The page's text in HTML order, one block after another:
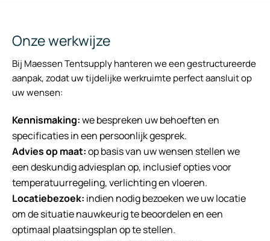
Onze werkwijze
Bij Maessen Tentsupply hanteren we een gestructureerde
aanpak, zodat uw tijdelijke werkruimte perfect aansluit op
uw wensen:
Kennismaking:we bespreken uw behoeften en
specificaties in een persoonlijk gesprek.
Advies op maat:op basis van uw wensen stellen we
een deskundig adviesplan op, inclusief opties voor
temperatuurregeling, verlichting en vloeren.
Locatiebezoek: indien nodig bezoeken we uw locatie
om de situatie nauwkeurig te beoordelen en een
optimaal plaatsingsplan op te stellen.